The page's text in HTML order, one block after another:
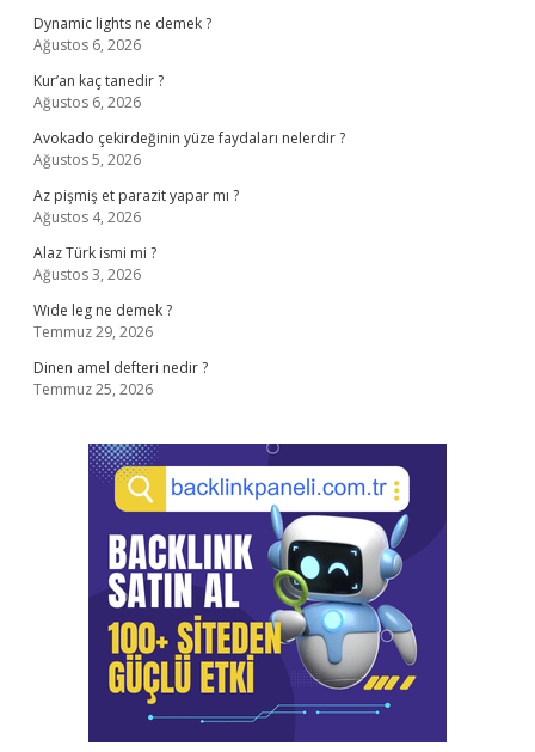
Dynamic lights ne demek ?
Ağustos 6, 2026
Kur’an kaç tanedir ?
Ağustos 6, 2026
Avokado çekirdeğinin yüze faydaları nelerdir ?
Ağustos 5, 2026
Az pişmiş et parazit yapar mı ?
Ağustos 4, 2026
Alaz Türk ismi mi ?
Ağustos 3, 2026
Wıde leg ne demek ?
Temmuz 29, 2026
Dinen amel defteri nedir ?
Temmuz 25, 2026